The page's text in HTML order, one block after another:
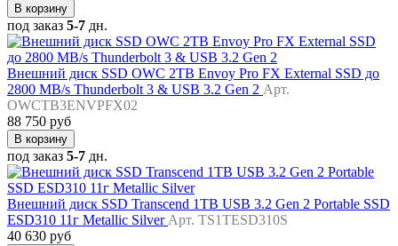
В корзину
под заказ 5-7 дн.
Внешний диск SSD OWC 2TB Envoy Pro FX External SSD до
2800 MB/s Thunderbolt 3 & USB 3.2 Gen 2 Арт.
OWCTB3ENVPFX02
88 750 руб
В корзину
под заказ 5-7 дн.
Внешний диск SSD Transcend 1TB USB 3.2 Gen 2 Portable SSD
ESD310 11г Metallic Silver Арт. TS1TESD310S
40 630 руб